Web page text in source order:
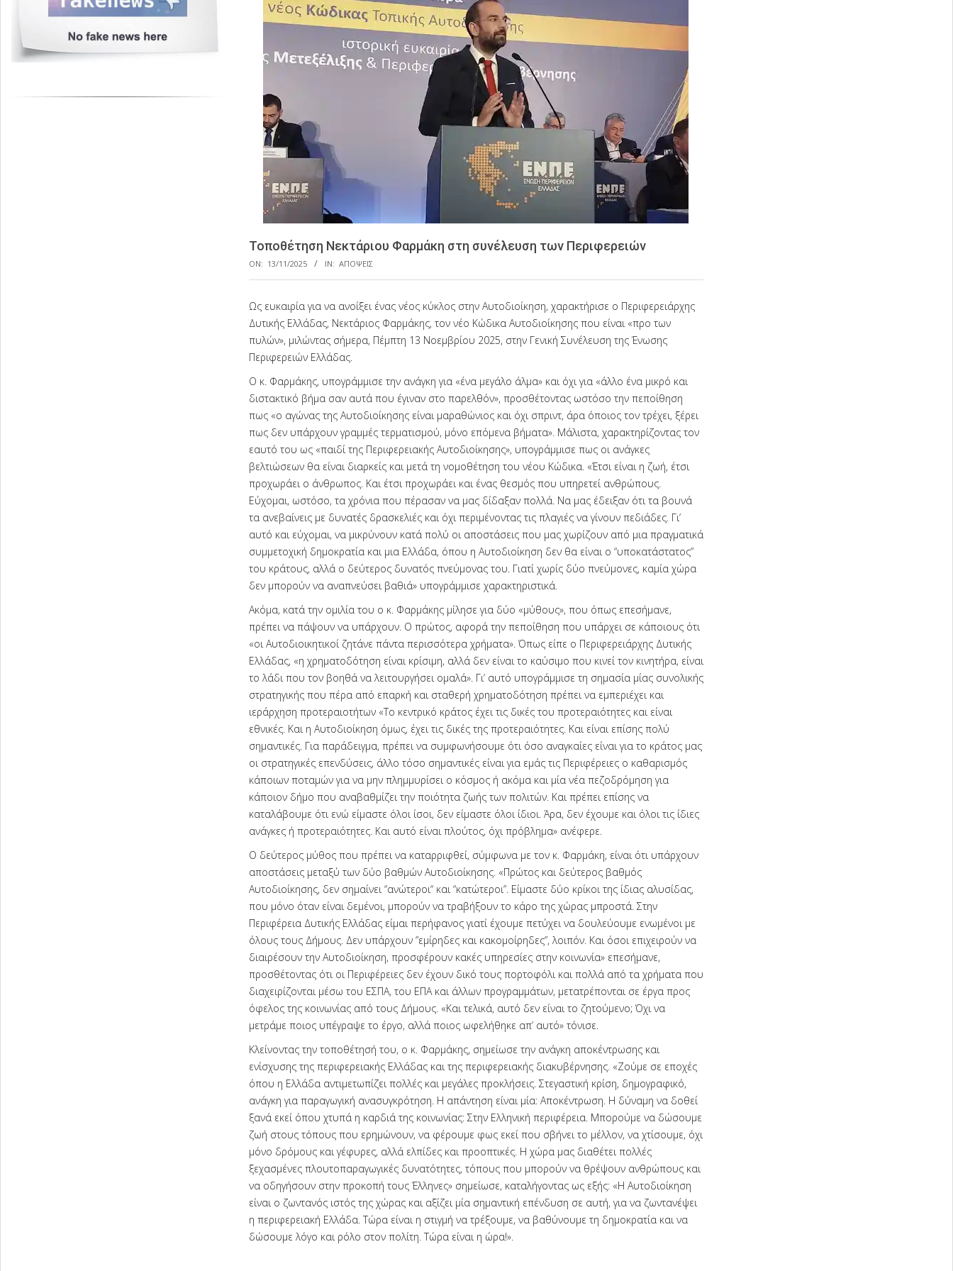
Τοποθέτηση Νεκτάριου Φαρμάκη στη συνέλευση των Περιφερειών
ON: 13/11/2025 IN: ΑΠΟΨΕΙΣ
Ως ευκαιρία για να ανοίξει ένας νέος κύκλος στην Αυτοδιοίκηση, χαρακτήρισε ο Περιφερειάρχης
Δυτικής Ελλάδας, Νεκτάριος Φαρμάκης, τον νέο Κώδικα Αυτοδιοίκησης που είναι «προ των
πυλών», μιλώντας σήμερα, Πέμπτη 13 Νοεμβρίου 2025, στην Γενική Συνέλευση της Ένωσης
Περιφερειών Ελλάδας.
Ο κ. Φαρμάκης, υπογράμμισε την ανάγκη για «ένα μεγάλο άλμα» και όχι για «άλλο ένα μικρό και
διστακτικό βήμα σαν αυτά που έγιναν στο παρελθόν», προσθέτοντας ωστόσο την πεποίθηση
πως «ο αγώνας της Αυτοδιοίκησης είναι μαραθώνιος και όχι σπριντ, άρα όποιος τον τρέχει, ξέρει
πως δεν υπάρχουν γραμμές τερματισμού, μόνο επόμενα βήματα». Μάλιστα, χαρακτηρίζοντας τον
εαυτό του ως «παιδί της Περιφερειακής Αυτοδιοίκησης», υπογράμμισε πως οι ανάγκες
βελτιώσεων θα είναι διαρκείς και μετά τη νομοθέτηση του νέου Κώδικα. «Έτσι είναι η ζωή, έτσι
προχωράει ο άνθρωπος. Και έτσι προχωράει και ένας θεσμός που υπηρετεί ανθρώπους.
Εύχομαι, ωστόσο, τα χρόνια που πέρασαν να μας δίδαξαν πολλά. Να μας έδειξαν ότι τα βουνά
τα ανεβαίνεις με δυνατές δρασκελιές και όχι περιμένοντας τις πλαγιές να γίνουν πεδιάδες. Γι’
αυτό και εύχομαι, να μικρύνουν κατά πολύ οι αποστάσεις που μας χωρίζουν από μια πραγματικά
συμμετοχική δημοκρατία και μια Ελλάδα, όπου η Αυτοδιοίκηση δεν θα είναι ο “υποκατάστατος”
του κράτους, αλλά ο δεύτερος δυνατός πνεύμονας του. Γιατί χωρίς δύο πνεύμονες, καμία χώρα
δεν μπορούν να αναπνεύσει βαθιά» υπογράμμισε χαρακτηριστικά.
Ακόμα, κατά την ομιλία του ο κ. Φαρμάκης μίλησε για δύο «μύθους», που όπως επεσήμανε,
πρέπει να πάψουν να υπάρχουν. Ο πρώτος, αφορά την πεποίθηση που υπάρχει σε κάποιους ότι
«οι Αυτοδιοικητικοί ζητάνε πάντα περισσότερα χρήματα». Όπως είπε ο Περιφερειάρχης Δυτικής
Ελλάδας, «η χρηματοδότηση είναι κρίσιμη, αλλά δεν είναι το καύσιμο που κινεί τον κινητήρα, είναι
το λάδι που τον βοηθά να λειτουργήσει ομαλά». Γι’ αυτό υπογράμμισε τη σημασία μίας συνολικής
στρατηγικής που πέρα από επαρκή και σταθερή χρηματοδότηση πρέπει να εμπεριέχει και
ιεράρχηση προτεραιοτήτων «Το κεντρικό κράτος έχει τις δικές του προτεραιότητες και είναι
εθνικές. Και η Αυτοδιοίκηση όμως, έχει τις δικές της προτεραιότητες. Και είναι επίσης πολύ
σημαντικές. Για παράδειγμα, πρέπει να συμφωνήσουμε ότι όσο αναγκαίες είναι για το κράτος μας
οι στρατηγικές επενδύσεις, άλλο τόσο σημαντικές είναι για εμάς τις Περιφέρειες ο καθαρισμός
κάποιων ποταμών για να μην πλημμυρίσει ο κόσμος ή ακόμα και μία νέα πεζοδρόμηση για
κάποιον δήμο που αναβαθμίζει την ποιότητα ζωής των πολιτών. Και πρέπει επίσης να
καταλάβουμε ότι ενώ είμαστε όλοι ίσοι, δεν είμαστε όλοι ίδιοι. Άρα, δεν έχουμε και όλοι τις ίδιες
ανάγκες ή προτεραιότητες. Και αυτό είναι πλούτος, όχι πρόβλημα» ανέφερε.
Ο δεύτερος μύθος που πρέπει να καταρριφθεί, σύμφωνα με τον κ. Φαρμάκη, είναι ότι υπάρχουν
αποστάσεις μεταξύ των δύο βαθμών Αυτοδιοίκησης. «Πρώτος και δεύτερος βαθμός
Αυτοδιοίκησης, δεν σημαίνει “ανώτεροι“ και “κατώτεροι”. Είμαστε δύο κρίκοι της ίδιας αλυσίδας,
που μόνο όταν είναι δεμένοι, μπορούν να τραβήξουν το κάρο της χώρας μπροστά. Στην
Περιφέρεια Δυτικής Ελλάδας είμαι περήφανος γιατί έχουμε πετύχει να δουλεύουμε ενωμένοι με
όλους τους Δήμους. Δεν υπάρχουν ”εμίρηδες και κακομοίρηδες”, λοιπόν. Και όσοι επιχειρούν να
διαιρέσουν την Αυτοδιοίκηση, προσφέρουν κακές υπηρεσίες στην κοινωνία» επεσήμανε,
προσθέτοντας ότι οι Περιφέρειες δεν έχουν δικό τους πορτοφόλι και πολλά από τα χρήματα που
διαχειρίζονται μέσω του ΕΣΠΑ, του ΕΠΑ και άλλων προγραμμάτων, μετατρέπονται σε έργα προς
όφελος της κοινωνίας από τους Δήμους. «Και τελικά, αυτό δεν είναι το ζητούμενο; Όχι να
μετράμε ποιος υπέγραψε το έργο, αλλά ποιος ωφελήθηκε απ’ αυτό» τόνισε.
Κλείνοντας την τοποθέτησή του, ο κ. Φαρμάκης, σημείωσε την ανάγκη αποκέντρωσης και
ενίσχυσης της περιφερειακής Ελλάδας και της περιφερειακής διακυβέρνησης. «Ζούμε σε εποχές
όπου η Ελλάδα αντιμετωπίζει πολλές και μεγάλες προκλήσεις. Στεγαστική κρίση, δημογραφικό,
ανάγκη για παραγωγική ανασυγκρότηση. Η απάντηση είναι μία: Αποκέντρωση. Η δύναμη να δοθεί
ξανά εκεί όπου χτυπά η καρδιά της κοινωνίας: Στην Ελληνική περιφέρεια. Μπορούμε να δώσουμε
ζωή στους τόπους που ερημώνουν, να φέρουμε φως εκεί που σβήνει το μέλλον, να χτίσουμε, όχι
μόνο δρόμους και γέφυρες, αλλά ελπίδες και προοπτικές. Η χώρα μας διαθέτει πολλές
ξεχασμένες πλουτοπαραγωγικές δυνατότητες, τόπους που μπορούν να θρέψουν ανθρώπους και
να οδηγήσουν στην προκοπή τους Έλληνες» σημείωσε, καταλήγοντας ως εξής: «Η Αυτοδιοίκηση
είναι ο ζωντανός ιστός της χώρας και αξίζει μία σημαντική επένδυση σε αυτή, για να ζωντανέψει
η περιφερειακή Ελλάδα. Τώρα είναι η στιγμή να τρέξουμε, να βαθύνουμε τη δημοκρατία και να
δώσουμε λόγο και ρόλο στον πολίτη. Τώρα είναι η ώρα!».